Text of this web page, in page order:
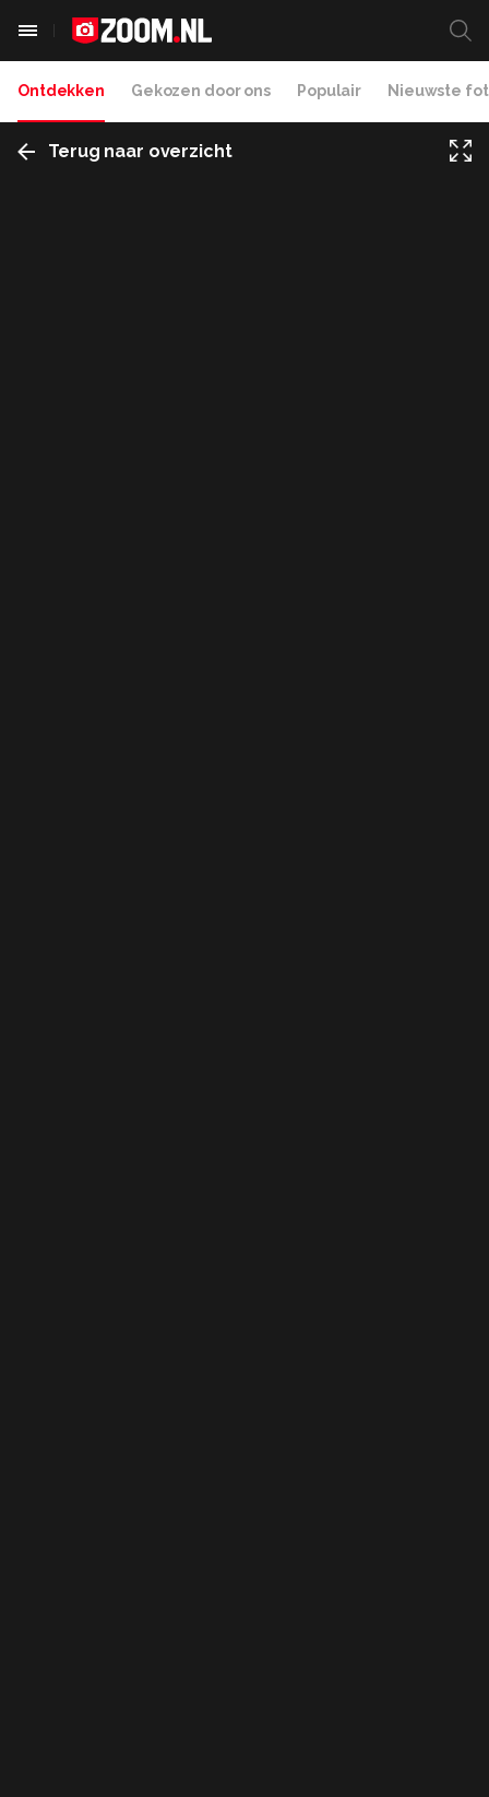
Ontdekken Gekozen door ons Populair Nieuwste
Terug naar overzicht